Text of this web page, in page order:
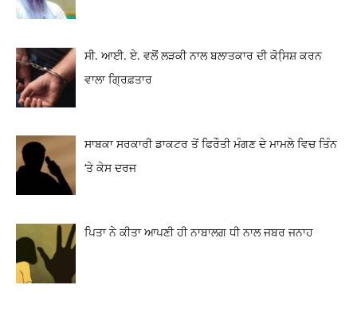
ਸੀ. ਆਈ. ਏ. ਵਲੋਂ ਲੜਕੀ ਨਾਲ ਬਲਾਤਕਾਰ ਦੀ ਕੋਸਿ਼ਸ਼ ਕਰਨ
ਵਾਲਾ ਗ੍ਰਿਫ਼ਤਾਰ
ਸਾਬਕਾ ਸਰਕਾਰੀ ਡਾਕਟਰ ਤੋਂ ਫਿਰੌਤੀ ਮੰਗਣ ਦੇ ਮਾਮਲੇ ਵਿਚ ਤਿੰਨ
‘ਤੇ ਕੇਸ ਦਰਜ
ਪਿਤਾ ਨੇ ਕੀਤਾ ਆਪਣੀ ਹੀ ਨਾਬਾਲਗ ਧੀ ਨਾਲ ਜਬਰ ਜਨਾਹ